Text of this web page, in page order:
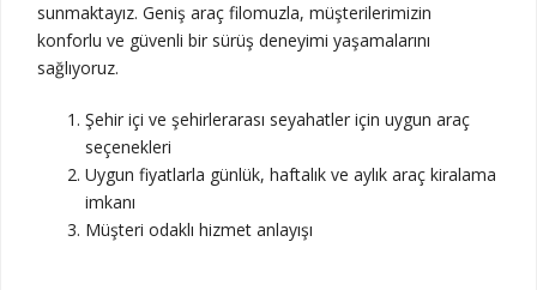
sunmaktayız. Geniş araç filomuzla, müşterilerimizin
konforlu ve güvenli bir sürüş deneyimi yaşamalarını
sağlıyoruz.
Şehir içi ve şehirlerarası seyahatler için uygun araç
seçenekleri
Uygun fiyatlarla günlük, haftalık ve aylık araç kiralama
imkanı
Müşteri odaklı hizmet anlayışı